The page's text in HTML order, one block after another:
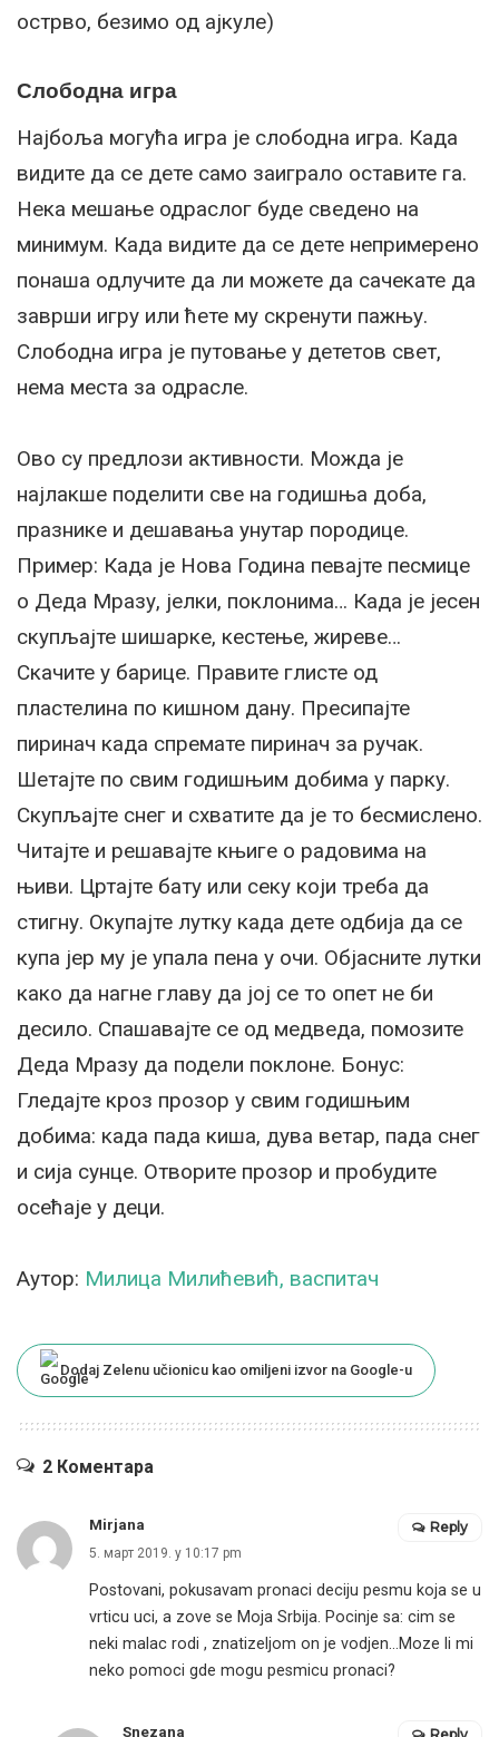
острво, безимо од ајкуле)
Слободна игра
Најбоља могућа игра је слободна игра. Када
видите да се дете само заиграло оставите га.
Нека мешање одраслог буде сведено на
минимум. Када видите да се дете непримерено
понаша одлучите да ли можете да сачекате да
заврши игру или ћете му скренути пажњу.
Слободна игра је путовање у дететов свет,
нема места за одрасле.
Ово су предлози активности. Можда је
најлакше поделити све на годишња доба,
празнике и дешавања унутар породице.
Пример: Када је Нова Година певајте песмице
о Деда Мразу, јелки, поклонима… Када је јесен
скупљајте шишарке, кестење, жиреве…
Скачите у барице. Правите глисте од
пластелина по кишном дану. Пресипајте
пиринач када спремате пиринач за ручак.
Шетајте по свим годишњим добима у парку.
Скупљајте снег и схватите да је то бесмислено.
Читајте и решавајте књиге о радовима на
њиви. Цртајте бату или секу који треба да
стигну. Окупајте лутку када дете одбија да се
купа јер му је упала пена у очи. Објасните лутки
како да нагне главу да јој се то опет не би
десило. Спашавајте се од медведа, помозите
Деда Мразу да подели поклоне. Бонус:
Гледајте кроз прозор у свим годишњим
добима: када пада киша, дува ветар, пада снег
и сија сунце. Отворите прозор и пробудите
осећаје у деци.
Аутор: Милица Милићевић, васпитач
Dodaj Zelenu učionicu kao omiljeni izvor na Google-u
2 Коментара
Mirjana
5. март 2019. у 10:17 pm
Postovani, pokusavam pronaci deciju pesmu koja se u
vrticu uci, a zove se Moja Srbija. Pocinje sa: cim se
neki malac rodi , znatizeljom on je vodjen…Moze li mi
neko pomoci gde mogu pesmicu pronaci?
Reply
Snezana